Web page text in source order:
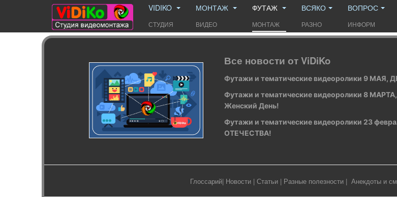
VIDIKO
СТУДИЯ
МОНТАЖ
ВИДЕО
ФУТАЖ
МОНТАЖ
ВСЯКО
РАЗНО
ВОПРОС
ИНФОРМ
Все новости от ViDiKo
Футажи и тематические видеоролики 9 МАЯ,
Футажи и тематические видеоролики 8
Женский День!
Футажи и тематические видеоролики 23
ОТЕЧЕСТВА!
Глоссарий| Новости | Статьи | Разные полезности | Анекдоты и